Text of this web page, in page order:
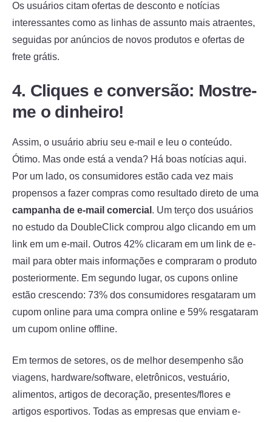
Os usuários citam ofertas de desconto e notícias
interessantes como as linhas de assunto mais atraentes,
seguidas por anúncios de novos produtos e ofertas de
frete grátis.
4. Cliques e conversão: Mostre-
me o dinheiro!
Assim, o usuário abriu seu e-mail e leu o conteúdo.
Ótimo. Mas onde está a venda? Há boas notícias aqui.
Por um lado, os consumidores estão cada vez mais
propensos a fazer compras como resultado direto de uma
campanha de e-mail comercial . Um terço dos usuários
no estudo da DoubleClick comprou algo clicando em um
link em um e-mail. Outros 42% clicaram em um link de e-
mail para obter mais informações e compraram o produto
posteriormente. Em segundo lugar, os cupons online
estão crescendo: 73% dos consumidores resgataram um
cupom online para uma compra online e 59% resgataram
um cupom online offline.
Em termos de setores, os de melhor desempenho são
viagens, hardware/software, eletrônicos, vestuário,
alimentos, artigos de decoração, presentes/flores e
artigos esportivos. Todas as empresas que enviam e-